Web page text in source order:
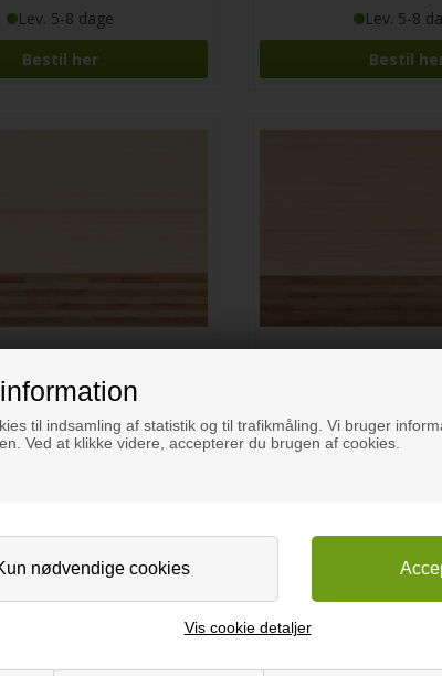
til indsamling af statistik og til trafikmåling. Vi bruger
Ved at klikke videre, accepterer du brugen af cookies.
Vis cookie detaljer
Lev. 5-8 dage
Bestil her
Lev. 5-8
Bestil
bordplade i bambus natur
Lev. 5-8 dage
40 mm massiv
Lev. 5-8